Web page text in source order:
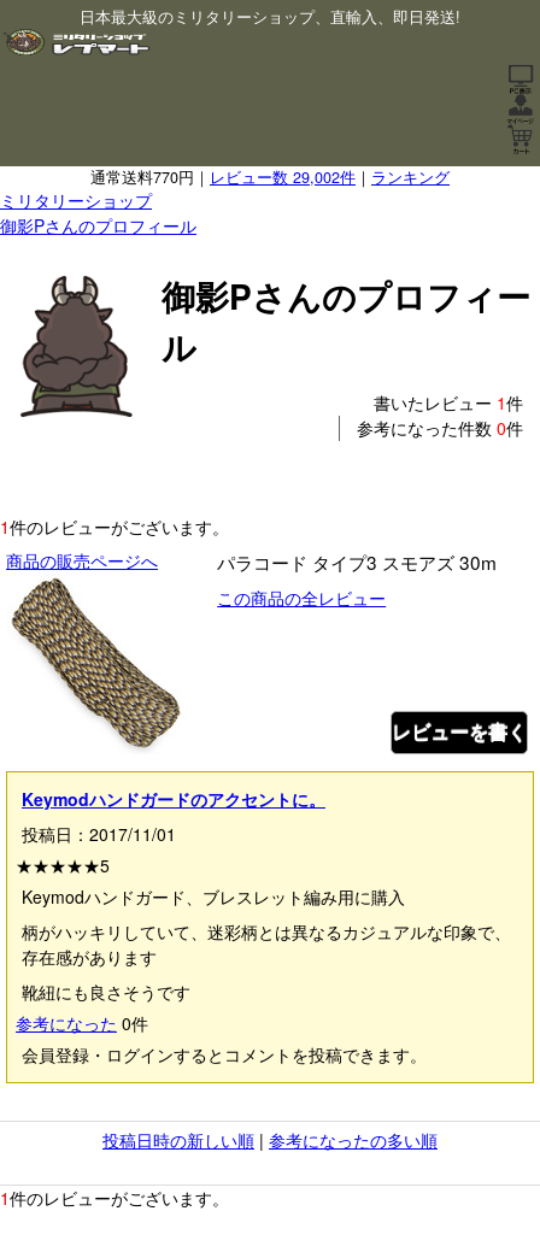
日本最大級のミリタリーショップ、直輸入、即日発送!
通常送料770円｜ レビュー数 29,002件 ｜ ランキング
ミリタリーショップ
御影Pさんのプロフィール
御影Pさんのプロフィー
ル
書いたレビュー 1件
参考になった件数 0件
1件のレビューがございます。
商品の販売ページへ
パラコード タイプ3 スモアズ 30m
この商品の全レビュー
レビューを書く
Keymodハンドガードのアクセントに。
投稿日：2017/11/01
★★★★★5
Keymodハンドガード、ブレスレット編み用に購入
柄がハッキリしていて、迷彩柄とは異なるカジュアルな印象で、
存在感があります
靴紐にも良さそうです
参考になった 0件
会員登録・ログインするとコメントを投稿できます。
投稿日時の新しい順 | 参考になったの多い順
1件のレビューがございます。